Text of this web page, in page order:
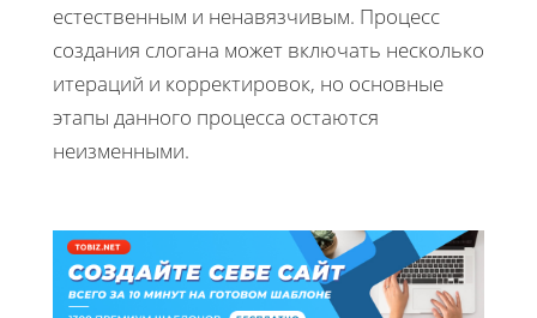
естественным и ненавязчивым. Процесс
создания слогана может включать несколько
итераций и корректировок, но основные
этапы данного процесса остаются
неизменными.